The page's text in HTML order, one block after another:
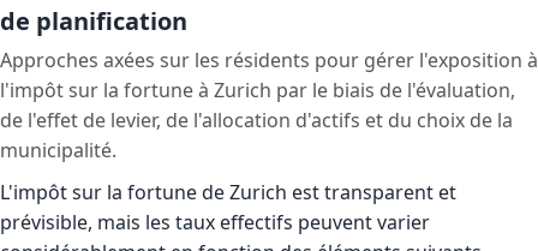
de planification
Approches axées sur les résidents pour gérer l'exposition à
l'impôt sur la fortune à Zurich par le biais de l'évaluation,
de l'effet de levier, de l'allocation d'actifs et du choix de la
municipalité.
L'impôt sur la fortune de Zurich est transparent et
prévisible, mais les taux effectifs peuvent varier